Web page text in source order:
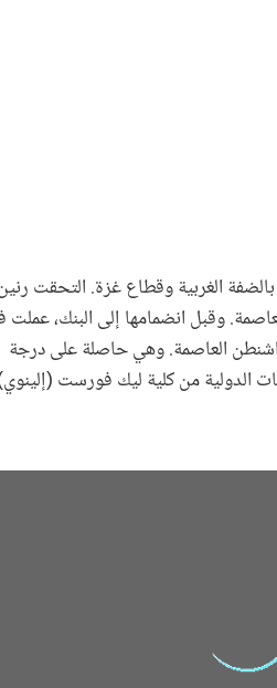
الغربية وقطاع غزة. التحقت
العاصمة. وقبل انضمامها إلى البنك،
واشنطن العاصمة. وهي حاصلة على درجة
الدولية من كلية ليك فورست